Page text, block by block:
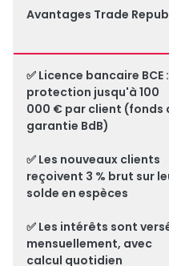
Avantages Trade
✅ Licence bancaire BCE :
protection jusqu'à 100
000 € par client (fonds
garantie BdB)
✅ Les nouveaux clients
reçoivent 3 % brut sur
solde en espèces
✅ Les intérêts sont
mensuellement, avec
calcul quotidien